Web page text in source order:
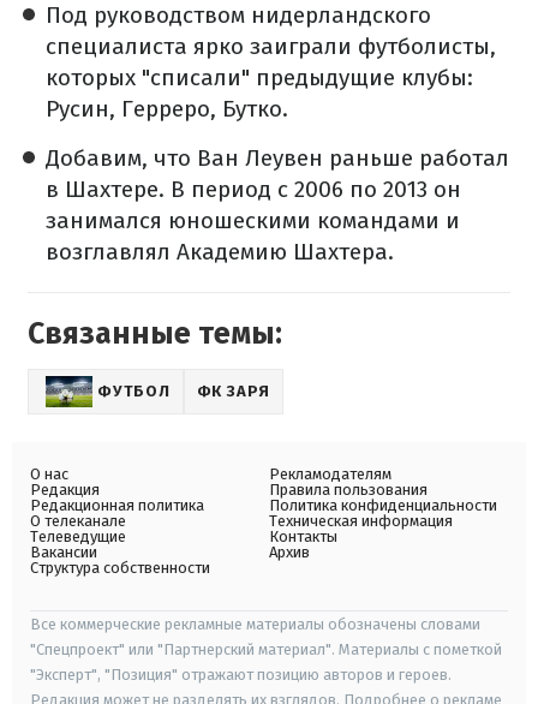
Под руководством нидерландского
специалиста ярко заиграли футболисты,
которых "списали" предыдущие клубы:
Русин, Герреро, Бутко.
Добавим, что Ван Леувен раньше работал
в Шахтере. В период с 2006 по 2013 он
занимался юношескими командами и
возглавлял Академию Шахтера.
Связанные темы:
ФУТБОЛ ФК ЗАРЯ
О нас
Редакция
Редакционная политика
О телеканале
Телеведущие
Вакансии
Структура собственности
Рекламодателям
Правила пользования
Политика конфиденциальности
Техническая информация
Контакты
Архив
Все коммерческие рекламные материалы обозначены словами
"Спецпроект" или "Партнерский материал". Материалы с пометкой
"Эксперт", "Позиция" отражают позицию авторов и героев.
Редакция может не разделять их взглядов. Подробнее о рекламе